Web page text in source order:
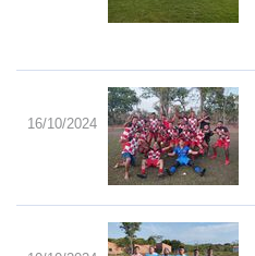
16/10/2024